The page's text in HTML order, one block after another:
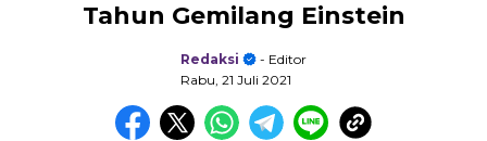
Tahun Gemilang Einstein
Redaksi
- Editor
Rabu, 21 Juli 2021